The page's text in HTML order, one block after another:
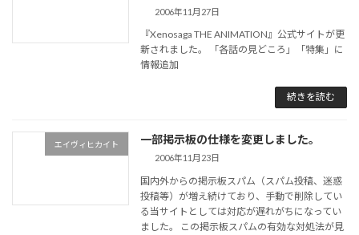
2006年11月27日
『Xenosaga THE ANIMATION』公式サイトが更
新されました。 「各話の見どころ」「特集」に
情報追加
続きを読む
エイヴィヒカイト 一部掲示板の仕様を変更しました。
2006年11月23日
国内外からの掲示板スパム（スパム投稿、迷惑
投稿等）が増え続けており、手動で削除してい
る当サイトとしては対応が遅れがちになってい
ました。 この掲示板スパムの有効な対処法が見